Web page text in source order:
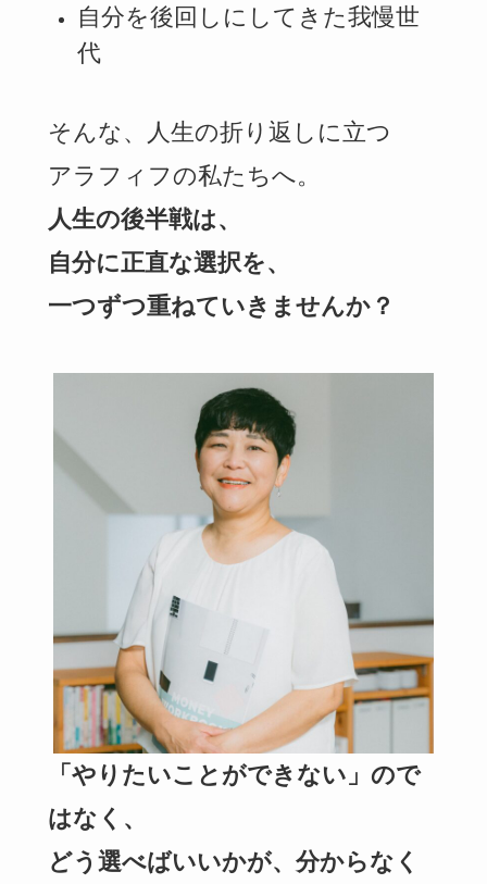
自分を後回しにしてきた我慢世
代
そんな、人生の折り返しに立つ
アラフィフの私たちへ。
人生の後半戦は、
自分に正直な選択を、
一つずつ重ねていきませんか？
「やりたいことができない」ので
はなく、
どう選べばいいかが、分からなく